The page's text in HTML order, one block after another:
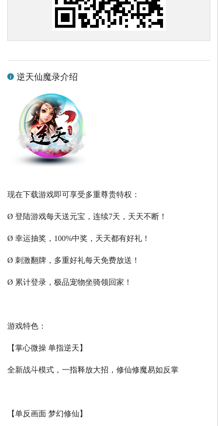
逆天仙魔录介绍
现在下载游戏即可享受多重尊贵特权：
Ø 登陆游戏每天送元宝，连续7天，天天不断！
Ø 幸运抽奖，100%中奖，天天都有好礼！
Ø 刺激翻牌，多重好礼每天免费放送！
Ø 累计登录，极品宠物坐骑领回家！
游戏特色：
【掌心微操 单指逆天】
全新战斗模式，一指释放大招，修仙修魔易如反掌
【单反画面 梦幻修仙】